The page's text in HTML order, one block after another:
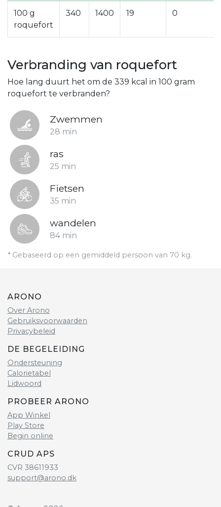
100 g
roquefort
340 1400 19 0
Verbranding van roquefort
Hoe lang duurt het om de 339 kcal in 100 gram
roquefort te verbranden?
Zwemmen
28 min
ras
25 min
Fietsen
35 min
wandelen
84 min
* Gebaseerd op een gemiddeld persoon van 70 kg.
ARONO
Over Arono
Gebruiksvoorwaarden
Privacybeleid
DE BEGELEIDING
Ondersteuning
Calorietabel
Lidwoord
PROBEER ARONO
App Winkel
Play Store
Begin online
CRUD APS
CVR 38611933
support@arono.dk